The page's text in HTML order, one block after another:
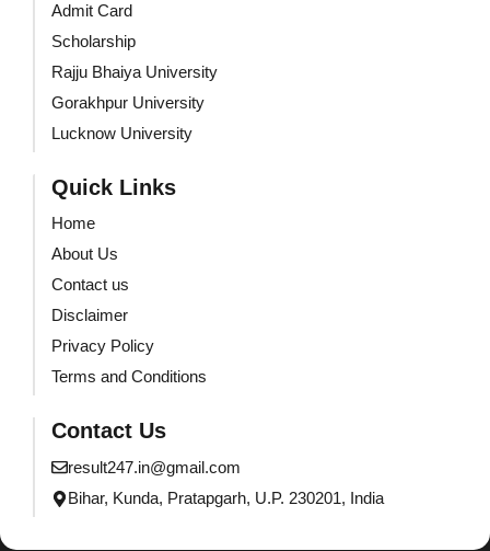
Admit Card
Scholarship
Rajju Bhaiya University
Gorakhpur University
Lucknow University
Quick Links
Home
About Us
Contact us
Disclaimer
Privacy Policy
Terms and Conditions
Contact Us
result247.in@gmail.com
Bihar, Kunda, Pratapgarh, U.P. 230201, India